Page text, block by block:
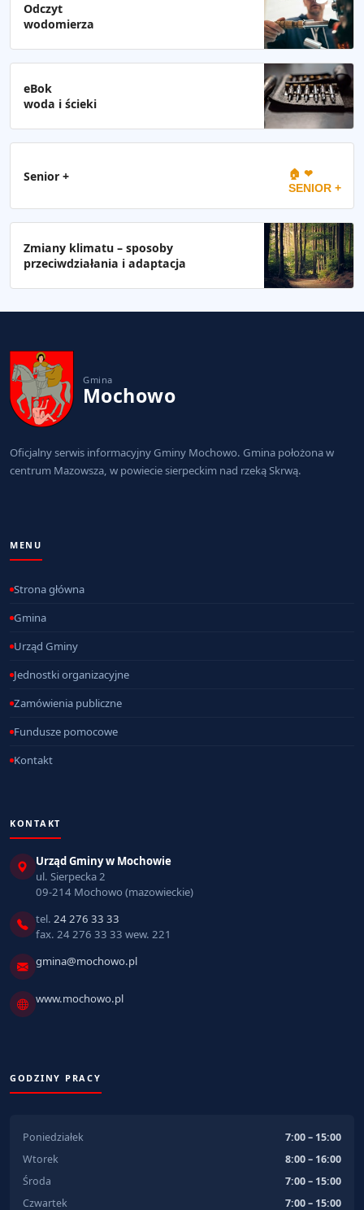
Odczyt
wodomierza
eBok
woda i ścieki
Senior + 🏠 ❤
SENIOR +
Zmiany klimatu – sposoby
przeciwdziałania i adaptacja
Gmina
Mochowo
Oficjalny serwis informacyjny Gminy Mochowo. Gmina położona w
centrum Mazowsza, w powiecie sierpeckim nad rzeką Skrwą.
MENU
Strona główna
Gmina
Urząd Gminy
Jednostki organizacyjne
Zamówienia publiczne
Fundusze pomocowe
Kontakt
KONTAKT
Urząd Gminy w Mochowie
ul. Sierpecka 2
09-214 Mochowo (mazowieckie)
tel. 24 276 33 33
fax. 24 276 33 33 wew. 221
gmina@mochowo.pl
www.mochowo.pl
GODZINY PRACY
Poniedziałek
7:00 – 15:00
Wtorek
8:00 – 16:00
Środa
7:00 – 15:00
Czwartek
7:00 – 15:00